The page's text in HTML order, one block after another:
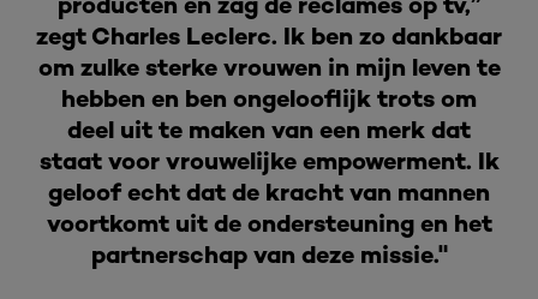
zegt Charles Leclerc. Ik ben zo dankbaar
om zulke sterke vrouwen in mijn leven te
hebben en ben ongelooflijk trots om
deel uit te maken van een merk dat
staat voor vrouwelijke empowerment. Ik
geloof echt dat de kracht van mannen
voortkomt uit de ondersteuning en het
partnerschap van deze missie."